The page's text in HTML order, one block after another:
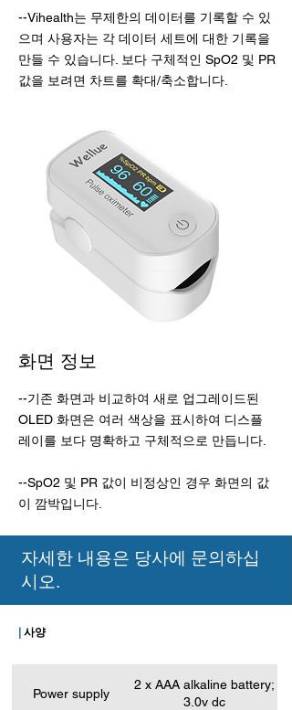
--Vihealth는 무제한의 데이터를 기록할 수 있
으며 사용자는 각 데이터 세트에 대한 기록을
만들 수 있습니다. 보다 구체적인 SpO2 및 PR
값을 보려면 차트를 확대/축소합니다.
화면 정보
--기존 화면과 비교하여 새로 업그레이드된
OLED 화면은 여러 색상을 표시하여 디스플
레이를 보다 명확하고 구체적으로 만듭니다.
--SpO2 및 PR 값이 비정상인 경우 화면의 값
이 깜박입니다.
자세한 내용은 당사에 문의하십
시오.
사양
Power supply
2 x AAA alkaline battery;
3.0v dc